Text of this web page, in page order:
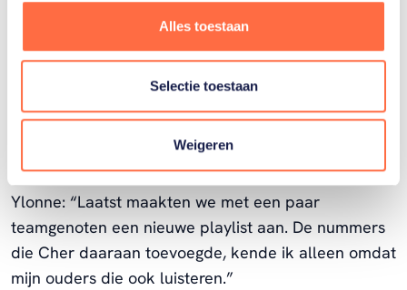
Alles toestaan
Selectie toestaan
Weigeren
avontuurlijker.”
Wanneer merken jullie wél dat leeftijdsverschil?
hebben. Die jonge meiden hebben geen idee waar
Ylonne: “Laatst maakten we met een paar
teamgenoten een nieuwe playlist aan. De nummers
die Cher daaraan toevoegde, kende ik alleen omdat
mijn ouders die ook luisteren.”